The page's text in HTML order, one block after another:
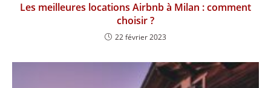
Les meilleures locations Airbnb à Milan : comment
choisir ?
22 février 2023